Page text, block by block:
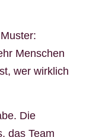
Menschen
wer wirklich
Die
das Team